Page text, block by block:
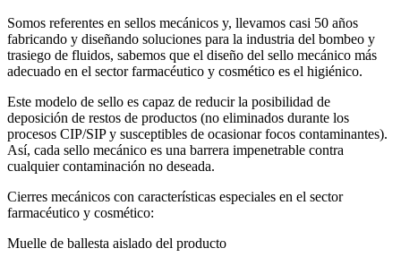
Somos referentes en sellos mecánicos y, llevamos casi 50 años
fabricando y diseñando soluciones para la industria del bombeo y
trasiego de fluidos, sabemos que el diseño del sello mecánico más
adecuado en el sector farmacéutico y cosmético es el higiénico.
Este modelo de sello es capaz de reducir la posibilidad de
deposición de restos de productos (no eliminados durante los
procesos CIP/SIP y susceptibles de ocasionar focos contaminantes).
Así, cada sello mecánico es una barrera impenetrable contra
cualquier contaminación no deseada.
Cierres mecánicos con características especiales en el sector
farmacéutico y cosmético:
Muelle de ballesta aislado del producto